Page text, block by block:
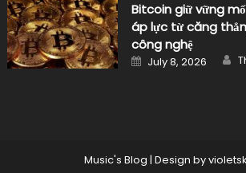
Bitcoin giữ vững
áp lực từ căng
công nghệ
Posted
on
July 8, 2026
Music's Blog | Design by